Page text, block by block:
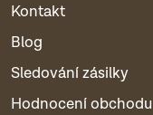
Kontakt
Blog
Sledování zásilky
Hodnocení obchodu